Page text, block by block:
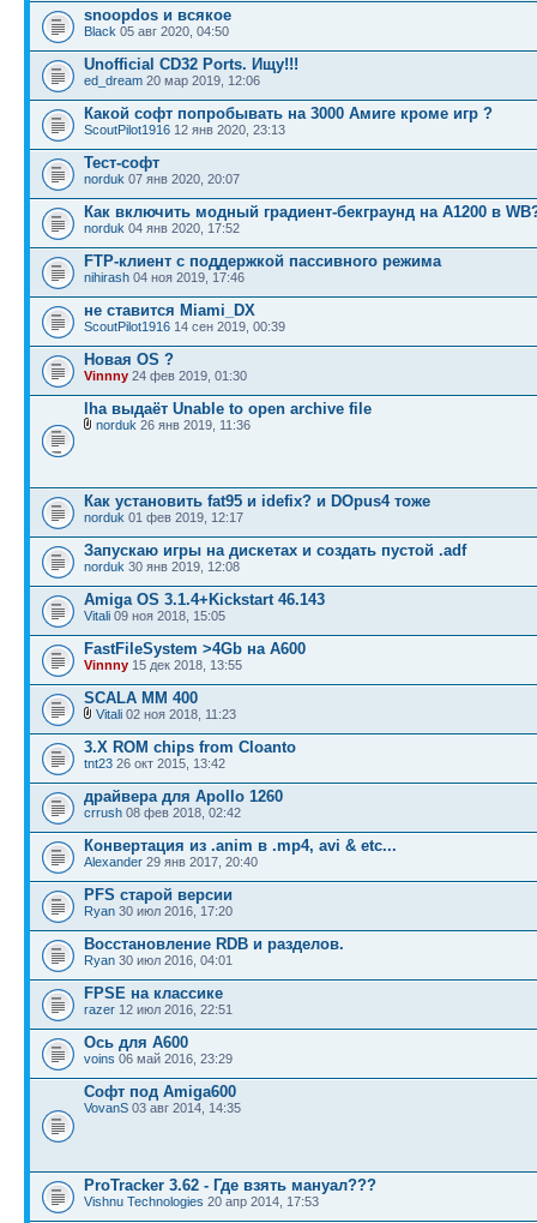
snoopdos и всякое
Black 05 авг 2020, 04:50
Unofficial CD32 Ports. Ищу!!!
ed_dream 20 мар 2019, 12:06
Какой софт попробывать на 3000 Амиге кроме игр ?
ScoutPilot1916 12 янв 2020, 23:13
Тест-софт
norduk 07 янв 2020, 20:07
Как включить модный градиент-бекграунд на A1200 в
norduk 04 янв 2020, 17:52
FTP-клиент с поддержкой пассивного режима
nihirash 04 ноя 2019, 17:46
не ставится Miami_DX
ScoutPilot1916 14 сен 2019, 00:39
Новая OS ?
Vinnny 24 фев 2019, 01:30
lha выдаёт Unable to open archive file
norduk 26 янв 2019, 11:36
Как установить fat95 и idefix? и DOpus4 тоже
norduk 01 фев 2019, 12:17
Запускаю игры на дискетах и создать пустой .adf
norduk 30 янв 2019, 12:08
Amiga OS 3.1.4+Kickstart 46.143
Vitali 09 ноя 2018, 15:05
FastFileSystem >4Gb на А600
Vinnny 15 дек 2018, 13:55
SCALA MM 400
Vitali 02 ноя 2018, 11:23
3.X ROM chips from Cloanto
tnt23 26 окт 2015, 13:42
драйвера для Apollo 1260
crrush 08 фев 2018, 02:42
Конвертация из .anim в .mp4, avi & etc...
Alexander 29 янв 2017, 20:40
PFS старой версии
Ryan 30 июл 2016, 17:20
Восстановление RDB и разделов.
Ryan 30 июл 2016, 04:01
FPSE на классике
razer 12 июл 2016, 22:51
Ось для А600
voins 06 май 2016, 23:29
Софт под Amiga600
VovanS 03 авг 2014, 14:35
ProTracker 3.62 - Где взять мануал???
Vishnu Technologies 20 апр 2014, 17:53